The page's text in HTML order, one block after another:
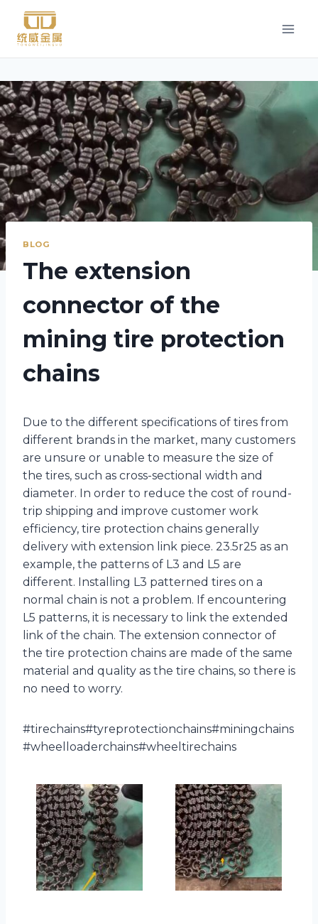
Przejdź
treści
BLOG
The extension
connector of the
mining tire protection
chains
Due to the different specifications of tires from
different brands in the market, many customers
are unsure or unable to measure the size of
the tires, such as cross-sectional width and
diameter. In order to reduce the cost of round-
trip shipping and improve customer work
efficiency, tire protection chains generally
delivery with extension link piece. 23.5r25 as an
example, the patterns of L3 and L5 are
different. Installing L3 patterned tires on a
normal chain is not a problem. If encountering
L5 patterns, it is necessary to link the extended
link of the chain. The extension connector of
the tire protection chains are made of the same
material and quality as the tire chains, so there is
no need to worry.
#tirechains#tyreprotectionchains#miningchains
#wheelloaderchains#wheeltirechains